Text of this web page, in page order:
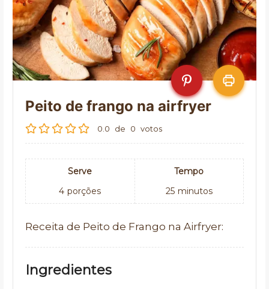
Peito de frango na airfryer
0.0 de 0 votos
Serve
4 porções
Tempo
25 minutos
Receita de Peito de Frango na Airfryer:
Ingredientes